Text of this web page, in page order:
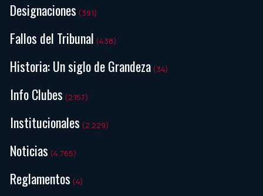
Designaciones (391)
Fallos del Tribunal (438)
Historia: Un siglo de Grandeza (34)
Info Clubes (2.157)
Institucionales (2.229)
Noticias (4.765)
Reglamentos (4)